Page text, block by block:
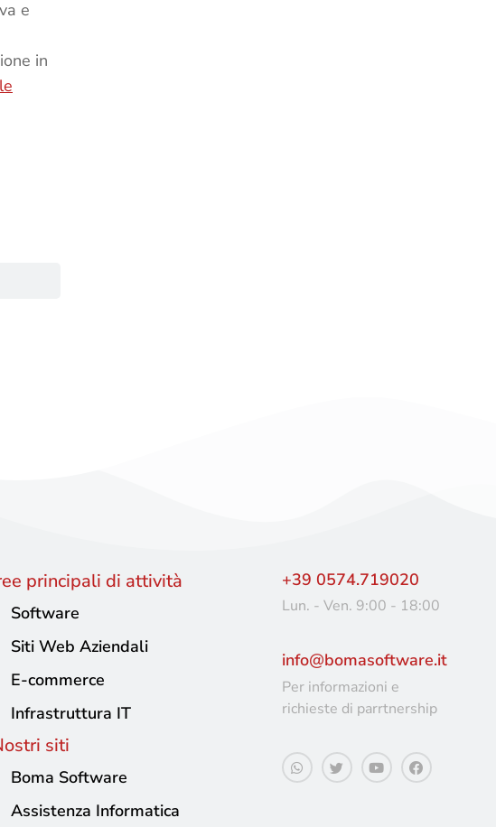
e
in
principali di attività
Software
Siti Web Aziendali
E-commerce
Infrastruttura IT
siti
Boma Software
Assistenza Informatica
+39 0574.719020
Lun. - Ven. 9:00 - 18:00
info@bomasoftware.it
Per informazioni e
richieste di parrtnership